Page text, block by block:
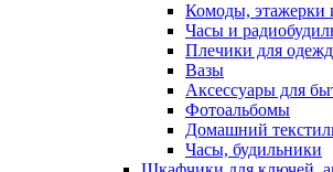
Комоды, этажерки
Часы и
Плечики для
Вазы
Аксессуары для
Фотоальбомы
Домашний
Часы, будильники